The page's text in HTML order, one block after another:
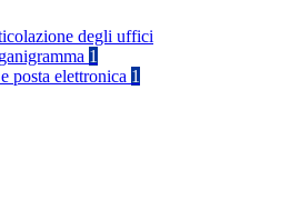
degli uffici
1
posta elettronica 1